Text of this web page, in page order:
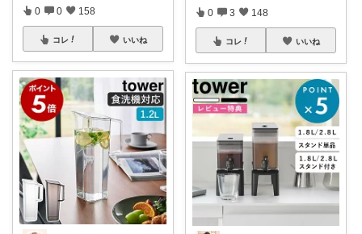
0 0 158
コレ いいね
0 3 148
コレ いいね